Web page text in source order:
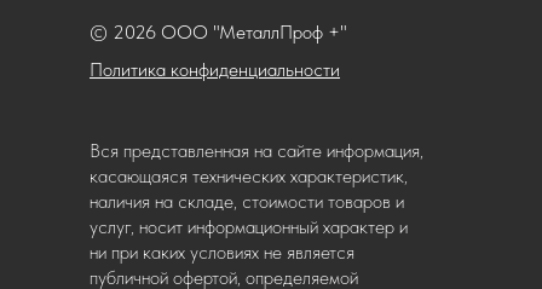
Политика конфиденциальности
© 2026 ООО "МеталлПроф +"
Вся представленная на сайте информация,
касающаяся технических характеристик,
наличия на складе, стоимости товаров и
услуг, носит информационный характер и
ни при каких условиях не является
публичной офертой, определяемой